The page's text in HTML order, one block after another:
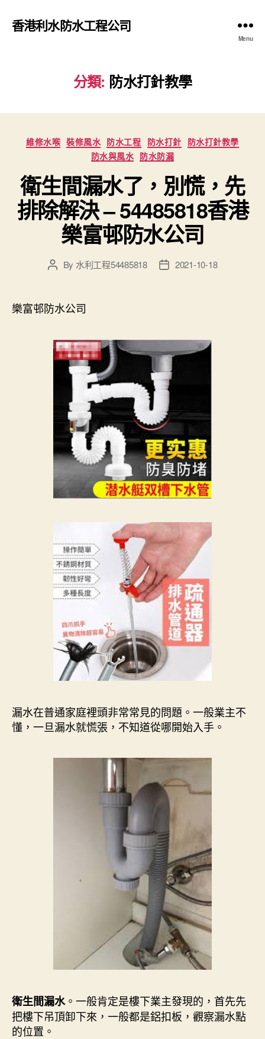
香港利水防水工程公司
Menu
分類: 防水打針教學
Categories
維修水喉 裝修風水 防水工程 防水打針 防水打針教學
防水與風水 防水防漏
衛生間漏水了，別慌，先
排除解決 – 54485818香港
樂富邨防水公司
PostBy 水利工程54485818
Post2021-10-18
樂富邨防水公司
漏水在普通家庭裡頭非常常見的問題。一般業主不
懂，一旦漏水就慌張，不知道從哪開始入手。
衛生間漏水。一般肯定是樓下業主發現的，首先先
把樓下吊頂卸下來，一般都是鋁扣板，觀察漏水點
的位置。